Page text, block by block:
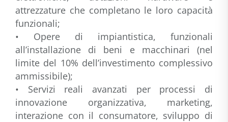
attrezzature che completano le loro capacità
funzionali;
• Opere di impiantistica, funzionali
all’installazione di beni e macchinari (nel
limite del 10% dell’investimento complessivo
ammissibile);
• Servizi reali avanzati per processi di
innovazione organizzativa, marketing,
interazione con il consumatore, sviluppo di